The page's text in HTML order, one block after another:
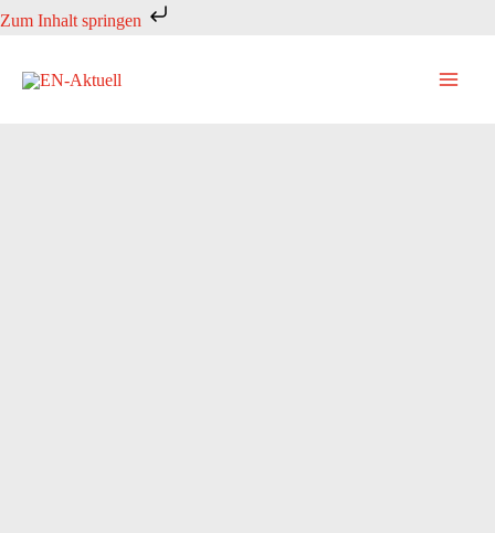
Zum Inhalt springen
Zum
springen